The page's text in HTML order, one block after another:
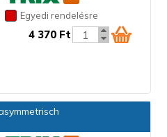
Egyedi rendelésre
4 370 Ft